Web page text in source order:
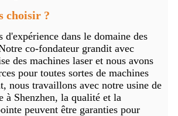
choisir ?
d'expérience dans le domaine des
co-fondateur grandit avec
des machines laser et nous avons
pour toutes sortes de machines
nous travaillons avec notre usine de
à Shenzhen, la qualité et la
peuvent être garanties pour